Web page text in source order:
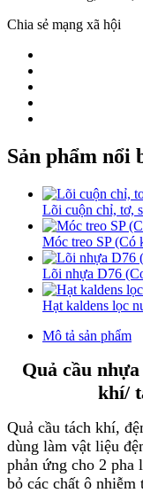
Chia sẻ mạng xã hội
Sản phẩm nổi
Lõi cuộn chỉ, tơ,
Móc treo SP (Có
Lõi nhựa D76
Hạt kaldens lọc
Mô tả sản phẩm
Quả cầu
khí/
Quả cầu tách khí,
dùng làm vật liệu
phản ứng cho 2 pha
bỏ các chất ô